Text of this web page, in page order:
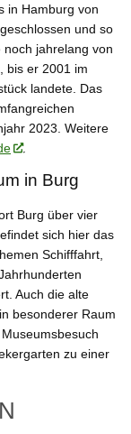
in Hamburg von
und so
jahrelang von
bis er 2001 im
landete. Das
2023. Weitere
.
in Burg
Burg über vier
sich hier das
Schifffahrt,
Auch die alte
besonderer Raum
zu einer